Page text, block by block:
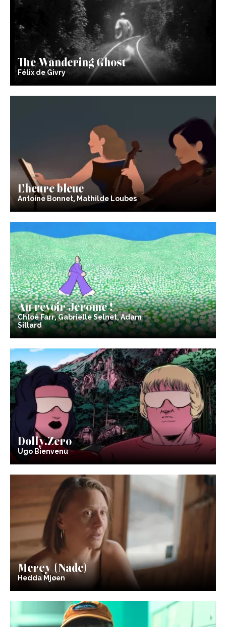
The Wandering Ghost
Félix de Givry
L’heure bleue
Antoine Bonnet, Mathilde Loubes
Au revoir Jérôme !
Chloé Farr, Gabrielle Selnet, Adam
Sillard
Dolly.Zero
Ugo Bienvenu
Mercy (Nåde)
Hedda Mjøen